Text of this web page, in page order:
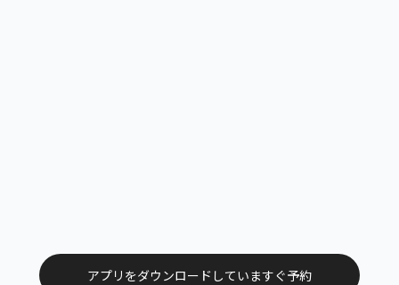
アプリをダウンロードしていますぐ予約